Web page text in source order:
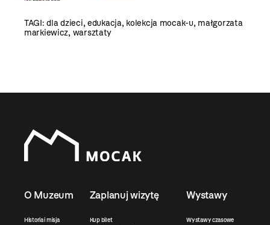
TAGI:dla dzieci, edukacja, kolekcja mocak-u, małgorzata
markiewicz, warsztaty
O Muzeum
Historia i misja
Zaplanuj wizytę
Kup bilet
Wystawy
Wystawy czasowe